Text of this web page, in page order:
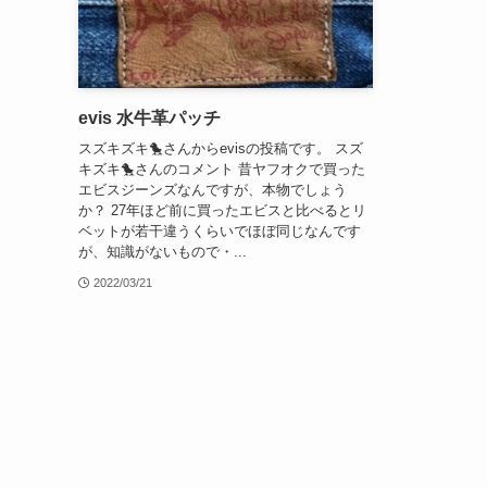
evis 水牛革パッチ
スズキズキ🐤さんからevisの投稿です。 スズ
キズキ🐤さんのコメント 昔ヤフオクで買った
エビスジーンズなんですが、本物でしょう
か？ 27年ほど前に買ったエビスと比べるとリ
ベットが若干違うくらいでほぼ同じなんです
が、知識がないもので・...
2022/03/21